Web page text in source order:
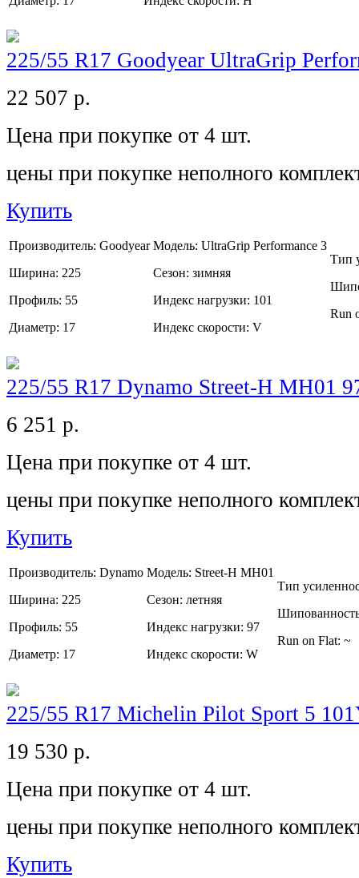
225/55 R17 Goodyear UltraGrip
22 507 р.
Цена при покупке от 4 шт.
цены при покупке неполного
Купить
Производитель: Goodyear
Ширина: 225
Профиль: 55
Диаметр: 17
Модель: UltraGrip Performance 3
Сезон: зимняя
Индекс нагрузки: 101
Индекс скорости: V
Тип
Run
225/55 R17 Dynamo Street-H MH01
6 251 р.
Цена при покупке от 4 шт.
цены при покупке неполного
Купить
Производитель: Dynamo
Ширина: 225
Профиль: 55
Диаметр: 17
Модель: Street-H MH01
Сезон: летняя
Индекс нагрузки: 97
Индекс скорости: W
Тип
Run on Flat: ~
225/55 R17 Michelin Pilot Sport 5
19 530 р.
Цена при покупке от 4 шт.
цены при покупке неполного
Купить